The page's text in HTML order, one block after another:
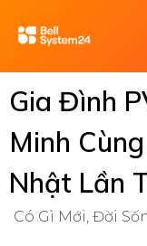
Gia Đình
Minh
Nhật Lần
Có Gì Mới, Đời